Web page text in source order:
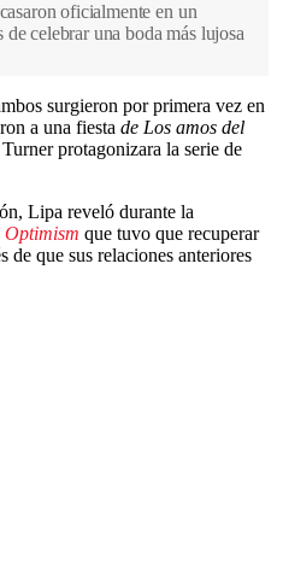
oficialmente en un
celebrar una boda más lujosa
surgieron por primera vez en
a una fiesta de Los amos del
protagonizara la serie de
Lipa reveló durante la
Optimism que tuvo que recuperar
de que sus relaciones anteriores